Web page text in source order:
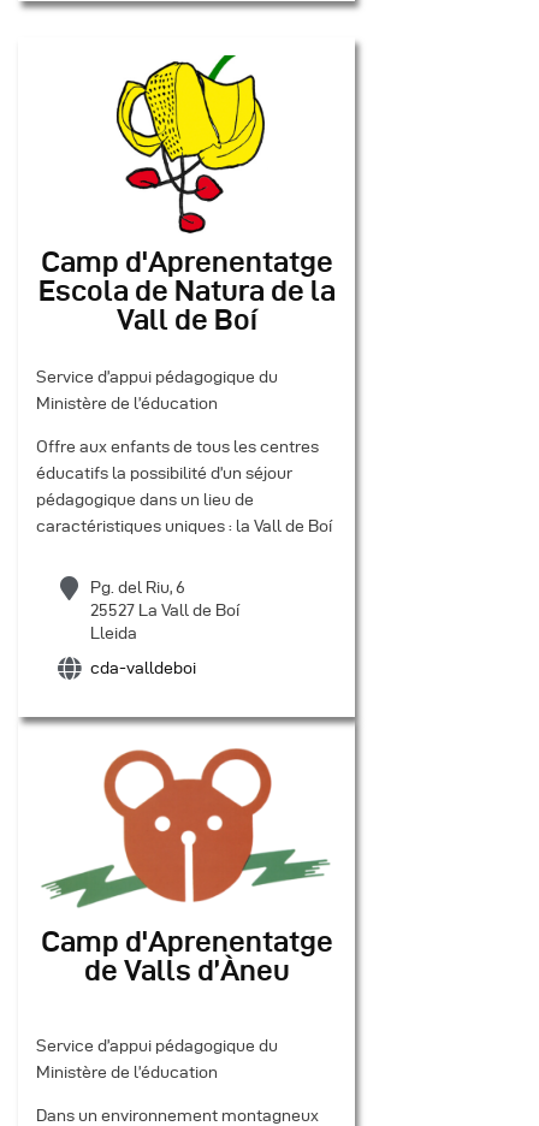
Camp d'Aprenentatge
Escola de Natura de la
Vall de Boí
Service d’appui pédagogique du
Ministère de l’éducation
Offre aux enfants de tous les centres
éducatifs la possibilité d’un séjour
pédagogique dans un lieu de
caractéristiques uniques : la Vall de Boí
Pg. del Riu, 6
25527 La Vall de Boí
Lleida
cda-valldeboi
Camp d'Aprenentatge
de Valls d’Àneu
Service d’appui pédagogique du
Ministère de l’éducation
Dans un environnement montagneux